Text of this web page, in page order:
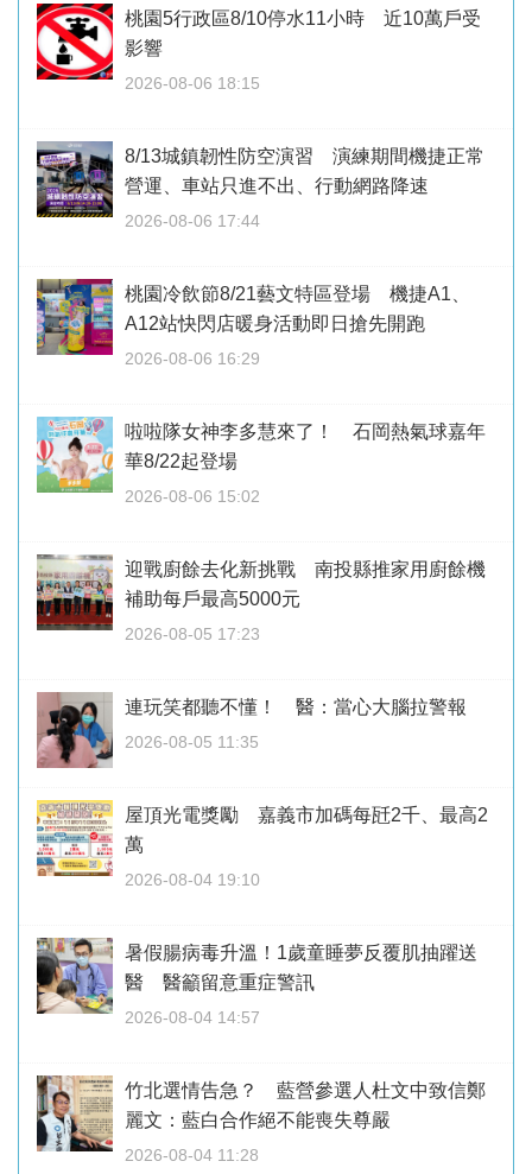
桃園5行政區8/10停水11小時 近10萬戶受
影響
2026-08-06 18:15
8/13城鎮韌性防空演習 演練期間機捷正常
營運、車站只進不出、行動網路降速
2026-08-06 17:44
桃園冷飲節8/21藝文特區登場 機捷A1、
A12站快閃店暖身活動即日搶先開跑
2026-08-06 16:29
啦啦隊女神李多慧來了！ 石岡熱氣球嘉年
華8/22起登場
2026-08-06 15:02
迎戰廚餘去化新挑戰 南投縣推家用廚餘機
補助每戶最高5000元
2026-08-05 17:23
連玩笑都聽不懂！ 醫：當心大腦拉警報
2026-08-05 11:35
屋頂光電獎勵 嘉義市加碼每瓩2千、最高2
萬
2026-08-04 19:10
暑假腸病毒升溫！1歲童睡夢反覆肌抽躍送
醫 醫籲留意重症警訊
2026-08-04 14:57
竹北選情告急？ 藍營參選人杜文中致信鄭
麗文：藍白合作絕不能喪失尊嚴
2026-08-04 11:28